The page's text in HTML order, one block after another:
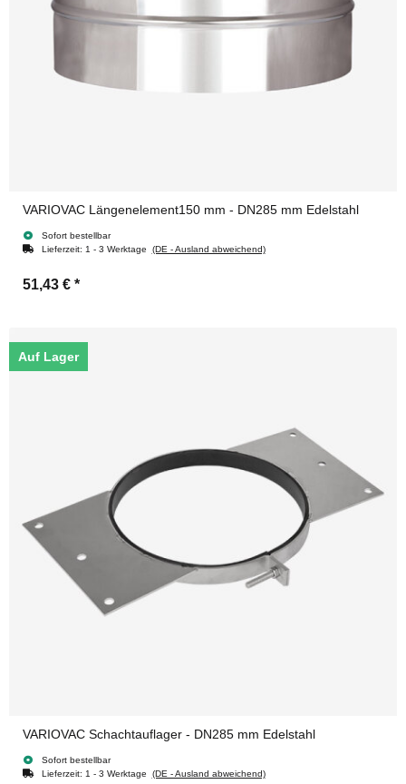
VARIOVAC Längenelement150 mm - DN285 mm Edelstahl
Sofort bestellbar
Lieferzeit: 1 - 3 Werktage (DE - Ausland abweichend)
51,43 € *
Auf Lager
VARIOVAC Schachtauflager - DN285 mm Edelstahl
Sofort bestellbar
Lieferzeit: 1 - 3 Werktage (DE - Ausland abweichend)